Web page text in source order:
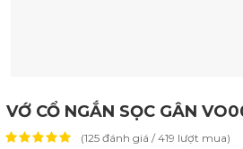
VỚ CỔ NGẮN SỌC GÂN
(125 đánh giá / 419 lượt mua)